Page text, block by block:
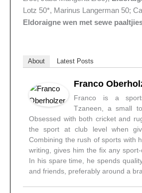
Lotz 50*, Marinus Langerman 50;
Eldoraigne wen met sewe
About Latest Posts
Franco
Franco is a
Tzaneen, a small
Obsessed with both cricket and
the sport at club level when
Combining the rush of sports with
writing, gives him the fix any sport-
In his spare time, he spends
and friends, preferably around a